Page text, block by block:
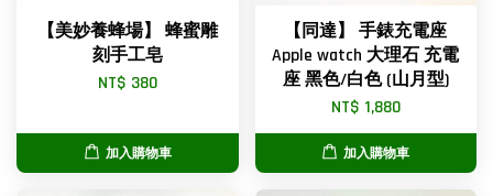
【美妙養蜂場】 蜂蜜雕
刻手工皂
NT$ 380
加入購物車
【同達】 手錶充電座
Apple watch 大理石 充電
座 黑色/白色 (山月型)
NT$ 1,880
加入購物車